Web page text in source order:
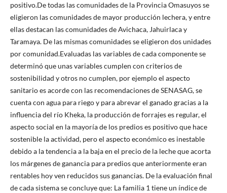
positivo.De todas las comunidades de la Provincia Omasuyos se
eligieron las comunidades de mayor producción lechera, y entre
ellas destacan las comunidades de Avichaca, Jahuirlaca y
Taramaya. De las mismas comunidades se eligieron dos unidades
por comunidad.Evaluadas las variables de cada componente se
determinó que unas variables cumplen con criterios de
sostenibilidad y otros no cumplen, por ejemplo el aspecto
sanitario es acorde con las recomendaciones de SENASAG, se
cuenta con agua para riego y para abrevar el ganado gracias a la
influencia del río Kheka, la producción de forrajes es regular, el
aspecto social en la mayoría de los predios es positivo que hace
sostenible la actividad, pero el aspecto económico es inestable
debido a la tendencia a la baja en el precio de la leche que acorta
los márgenes de ganancia para predios que anteriormente eran
rentables hoy ven reducidos sus ganancias. De la evaluación final
de cada sistema se concluye que: La familia 1 tiene un índice de